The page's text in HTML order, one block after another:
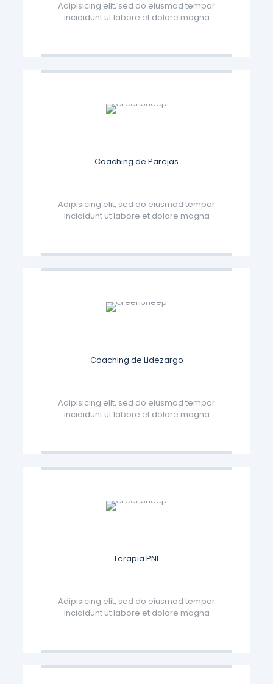
Adipisicing elit, sed do eiusmod tempor
incididunt ut labore et dolore magna
Coaching de Parejas
Adipisicing elit, sed do eiusmod tempor
incididunt ut labore et dolore magna
Coaching de Lidezargo
Adipisicing elit, sed do eiusmod tempor
incididunt ut labore et dolore magna
Terapia PNL
Adipisicing elit, sed do eiusmod tempor
incididunt ut labore et dolore magna